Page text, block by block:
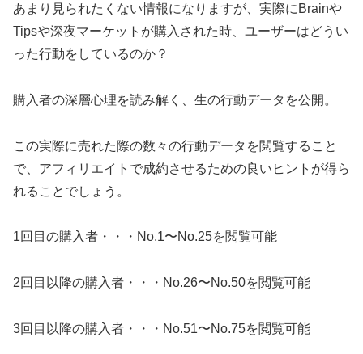
あまり見られたくない情報になりますが、実際にBrainや
Tipsや深夜マーケットが購入された時、ユーザーはどうい
った行動をしているのか？
購入者の深層心理を読み解く、生の行動データを公開。
この実際に売れた際の数々の行動データを閲覧すること
で、アフィリエイトで成約させるための良いヒントが得ら
れることでしょう。
1回目の購入者・・・No.1〜No.25を閲覧可能
2回目以降の購入者・・・No.26〜No.50を閲覧可能
3回目以降の購入者・・・No.51〜No.75を閲覧可能